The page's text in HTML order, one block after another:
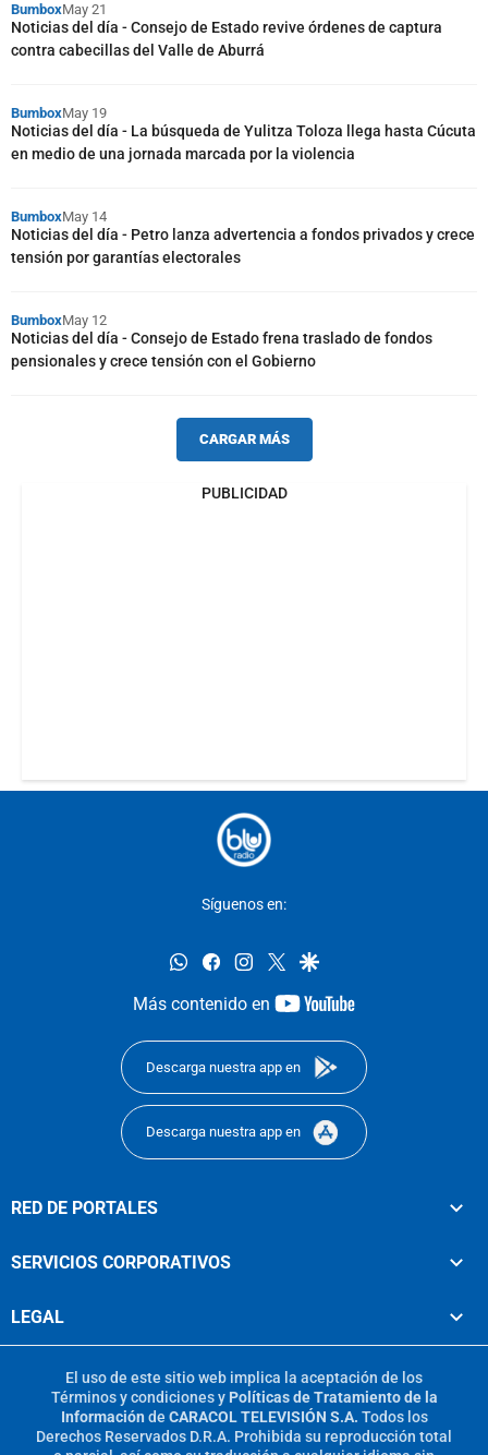
BumboxMay 21
Noticias del día - Consejo de Estado revive órdenes de captura
contra cabecillas del Valle de Aburrá
BumboxMay 19
Noticias del día - La búsqueda de Yulitza Toloza llega hasta Cúcuta
en medio de una jornada marcada por la violencia
BumboxMay 14
Noticias del día - Petro lanza advertencia a fondos privados y crece
tensión por garantías electorales
BumboxMay 12
Noticias del día - Consejo de Estado frena traslado de fondos
pensionales y crece tensión con el Gobierno
CARGAR MÁS
PUBLICIDAD
Síguenos en:
whatsappfacebookinstagram
twittergoogle
Más contenido en
youtube-
Descarga nuestra app en
Descarga nuestra app en
RED DE PORTALES
SERVICIOS CORPORATIVOS
LEGAL
El uso de este sitio web implica la aceptación de los
Términos y condicionesy Políticas de Tratamiento de la
Información de CARACOL TELEVISIÓN S.A. Todos los
Derechos Reservados D.R.A. Prohibida su reproducción total